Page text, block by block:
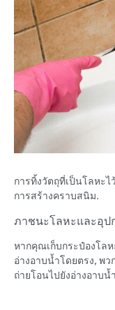
การทิ้งวัตถุที่เป็นโลหะ
การสร้างคราบสนิม.
ภาชนะโลหะและอุป
หากคุณเก็บกระป๋องโล
อ่างอาบน้ำโดยตรง, พ
ถ่ายโอนไปยังอ่างอาบ